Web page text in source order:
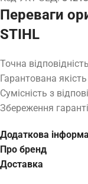
Переваги
STIHL
Точна
Гарантована
Сумісність з
Збереження
Додаткова
Про бренд
Доставка